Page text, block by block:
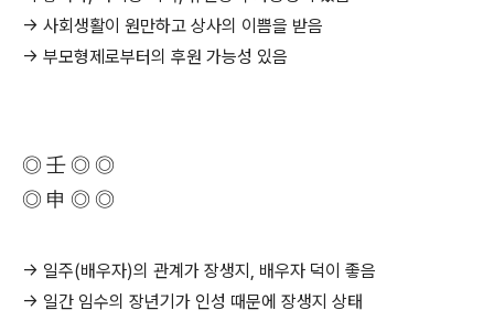
→ 사회생활이 원만하고 상사의 이쁨을 받음
→ 부모형제로부터의 후원 가능성 있음
◎ 壬 ◎ ◎
◎ 申 ◎ ◎
→ 일주(배우자)의 관계가 장생지, 배우자 덕이 좋음
→ 일간 임수의 장년기가 인성 때문에 장생지 상태